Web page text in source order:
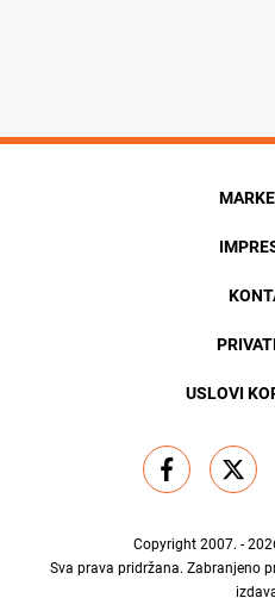
USLOVI
Copyright 2007. -
Sva prava pridržana. Zabranjeno